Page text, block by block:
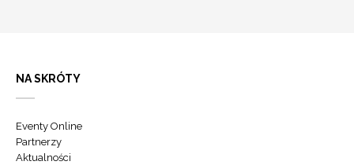
NA SKRÓTY
Eventy Online
Partnerzy
Aktualności